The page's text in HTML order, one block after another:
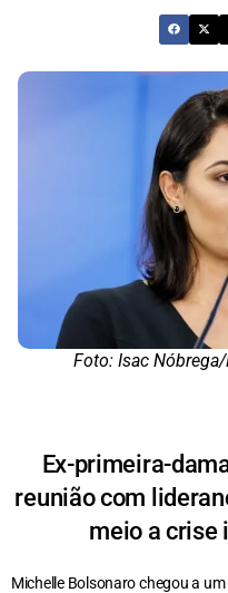
Foto: Isac
Ex-primeira-
reunião com
meio a crise
Michelle Bolsonaro chegou a